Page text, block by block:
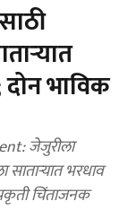
भाविक
जेजुरीला
साताऱ्यात भरधाव
चिंताजनक